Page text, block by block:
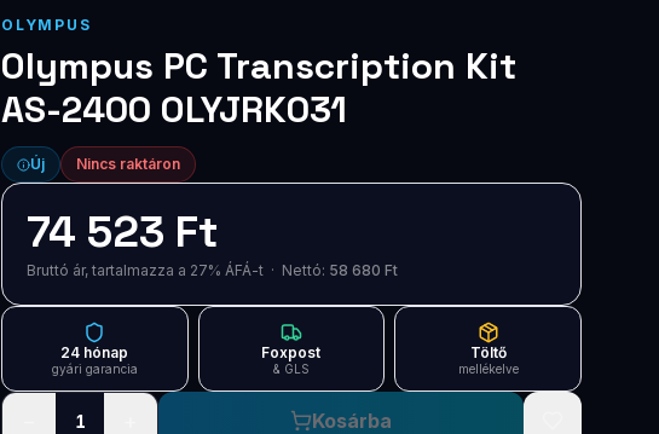
OLYMPUS
Olympus PC Transcription Kit
AS-2400 OLYJRK031
Új Nincs raktáron
74 523 Ft
Bruttó ár, tartalmazza a 27% ÁFÁ-t · Nettó: 58 680 Ft
24 hónap
gyári garancia
Foxpost
& GLS
Töltő
mellékelve
1 Kosárba